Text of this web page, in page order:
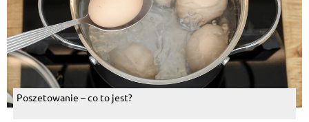
Poszetowanie – co to jest?